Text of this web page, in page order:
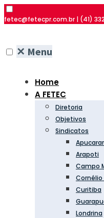
fetec@fetecpr.com.br | (41)
✕ Menu
Home
A FETEC
Diretoria
Objetivos
Sindicatos
Arapoti
Campo
Cornélio
Curitiba
Londrina